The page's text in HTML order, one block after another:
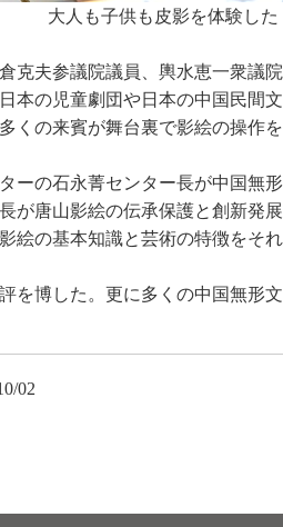
大人も子供も皮影を体験した
克夫参議院議員、輿水恵一衆議
本の児童劇団や日本の中国民間
くの来賓が舞台裏で影絵の操作
ーの石永菁センター長が中国無
が唐山影絵の伝承保護と創新発
絵の基本知識と芸術の特徴をそ
を博した。更に多くの中国無形
02